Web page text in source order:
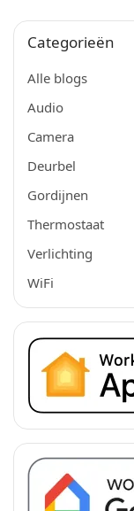
Categorieën
Alle blogs
Audio
Camera
Deurbel
Gordijnen
Thermostaat
Verlichting
WiFi